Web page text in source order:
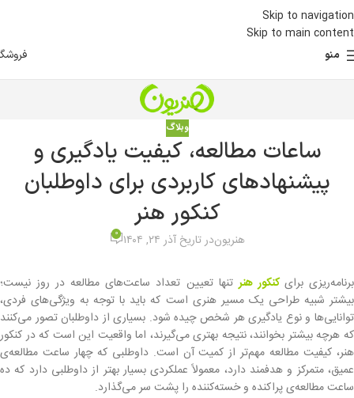
Skip to navigation
Skip to main content
منو
وبلاگ
ساعات مطالعه، کیفیت یادگیری و
پیشنهادهای کاربردی برای داوطلبان
کنکور هنر
هنریوندر تاریخ آذر ۲۴, ۱۴۰۴ 0
برنامه‌ریزی برای کنکور هنرتنها تعیین تعداد ساعت‌های مطالعه در روز نیست؛
بیشتر شبیه طراحی یک مسیر هنری است که باید با توجه به ویژگی‌های فردی،
توانایی‌ها و نوع یادگیری هر شخص چیده شود. بسیاری از داوطلبان تصور می‌کنند
که هرچه بیشتر بخوانند، نتیجه بهتری می‌گیرند، اما واقعیت این است که در کنکور
هنر، کیفیت مطالعه مهم‌تر از کمیت آن است. داوطلبی که چهار ساعت مطالعه‌ی
عمیق، متمرکز و هدفمند دارد، معمولاً عملکردی بسیار بهتر از داوطلبی دارد که ده
ساعت مطالعه‌ی پراکنده و خسته‌کننده را پشت سر می‌گذارد.